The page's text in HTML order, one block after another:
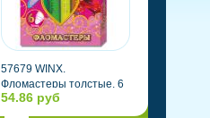
57679 WINX.
Фломастеры толстые, 6
цветов, в картонной
упаковке Jumbo
54.86 руб